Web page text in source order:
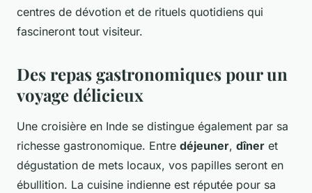
centres de dévotion et de rituels quotidiens qui
fascineront tout visiteur.
Des repas gastronomiques pour un
voyage délicieux
Une croisière en Inde se distingue également par sa
richesse gastronomique. Entre déjeuner, dîner et
dégustation de mets locaux, vos papilles seront en
ébullition. La cuisine indienne est réputée pour sa